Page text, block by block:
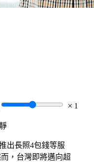
1
出長照4包錢等服
，台灣即將邁向超